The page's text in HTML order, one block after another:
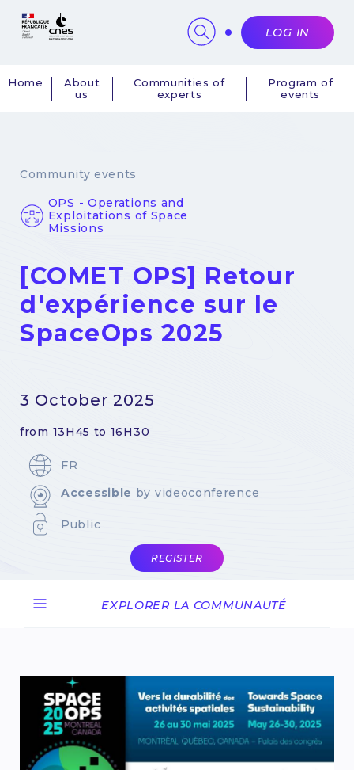
Navigation
Home
About
us
Communities of
experts
Program of
events
LOG IN
Community events
OPS - Operations and
Exploitations of Space
Missions
[COMET OPS] Retour
d'expérience sur le
SpaceOps 2025
3 October 2025
from 13H45 to 16H30
FR
Accessible by videoconference
Public
REGISTER
EXPLORER LA COMMUNAUTÉ